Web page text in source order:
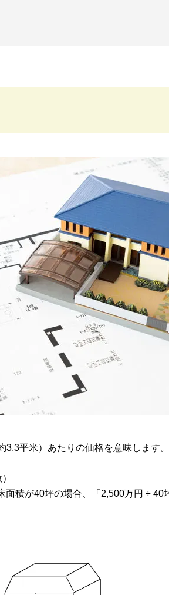
3.3平米）あたりの価格を意味します
積が40坪の場合、「2,500万円 ÷ 40